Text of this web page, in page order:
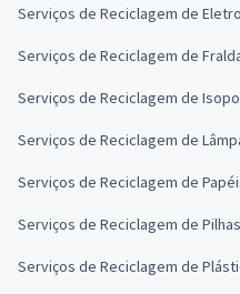
Serviços de Reciclagem de
Serviços de Reciclagem de
Serviços de Reciclagem de
Serviços de Reciclagem de
Serviços de Reciclagem de
Serviços de Reciclagem de
Serviços de Reciclagem de